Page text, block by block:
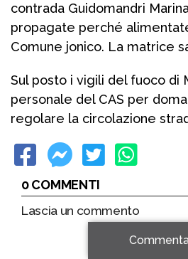
contrada Guidomandri
propagate perché
Comune jonico. La matrice
Sul posto i vigili del fuoco di
personale del CAS per
regolare la circolazione
0 COMMENTI
Lascia un commento